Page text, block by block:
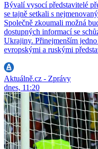
Bývalí vysocí představitelé
se tajně setkali s
Společně zkoumali možná
dostupných informací se
Ukrajiny. Přinejmenším
evropskými a ruskými
Aktuálně.cz - Zprávy
dnes, 11:20